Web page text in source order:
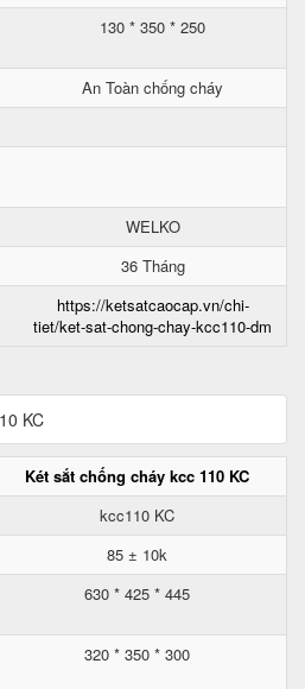
130 * 350 * 250
An Toàn chống cháy
WELKO
36 Tháng
https://ketsatcaocap.vn/chi-
tiet/ket-sat-chong-chay-kcc110-dm
Két sắt chống cháy kcc 110 KC
kcc110 KC
85 ± 10k
630 * 425 * 445
320 * 350 * 300